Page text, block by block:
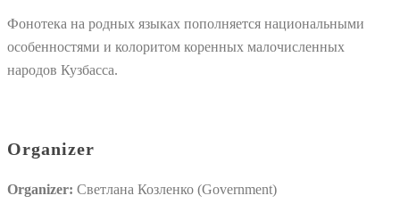
Фонотека на родных языках пополняется национальными
особенностями и колоритом коренных малочисленных
народов Кузбасса.
Organizer
Organizer: Светлана Козленко (Government)